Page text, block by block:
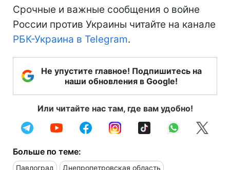
Срочные и важные сообщения о войне
России против Украины читайте на канале
РБК-Украина в Telegram.
Не упустите главное! Подпишитесь на
наши обновления в Google!
Или читайте нас там, где вам удобно!
Больше по теме:
Павлоград Днепропетровская область